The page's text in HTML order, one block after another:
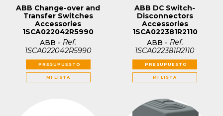
ABB Change-over and
Transfer Switches
Accessories
1SCA022042R5990
ABB - Ref.
1SCA022042R5990
PRESUPUESTO
MI LISTA
ABB DC Switch-
Disconnectors
Accessories
1SCA022381R2110
ABB - Ref.
1SCA022381R2110
PRESUPUESTO
MI LISTA